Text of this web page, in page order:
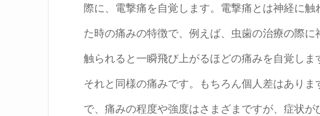
際に、電撃痛を自覚します。電撃痛とは神経に触
た時の痛みの特徴で、例えば、虫歯の治療の際に
触られると一瞬飛び上がるほどの痛みを自覚しま
それと同様の痛みです。もちろん個人差はありま
で、痛みの程度や強度はさまざまですが、症状